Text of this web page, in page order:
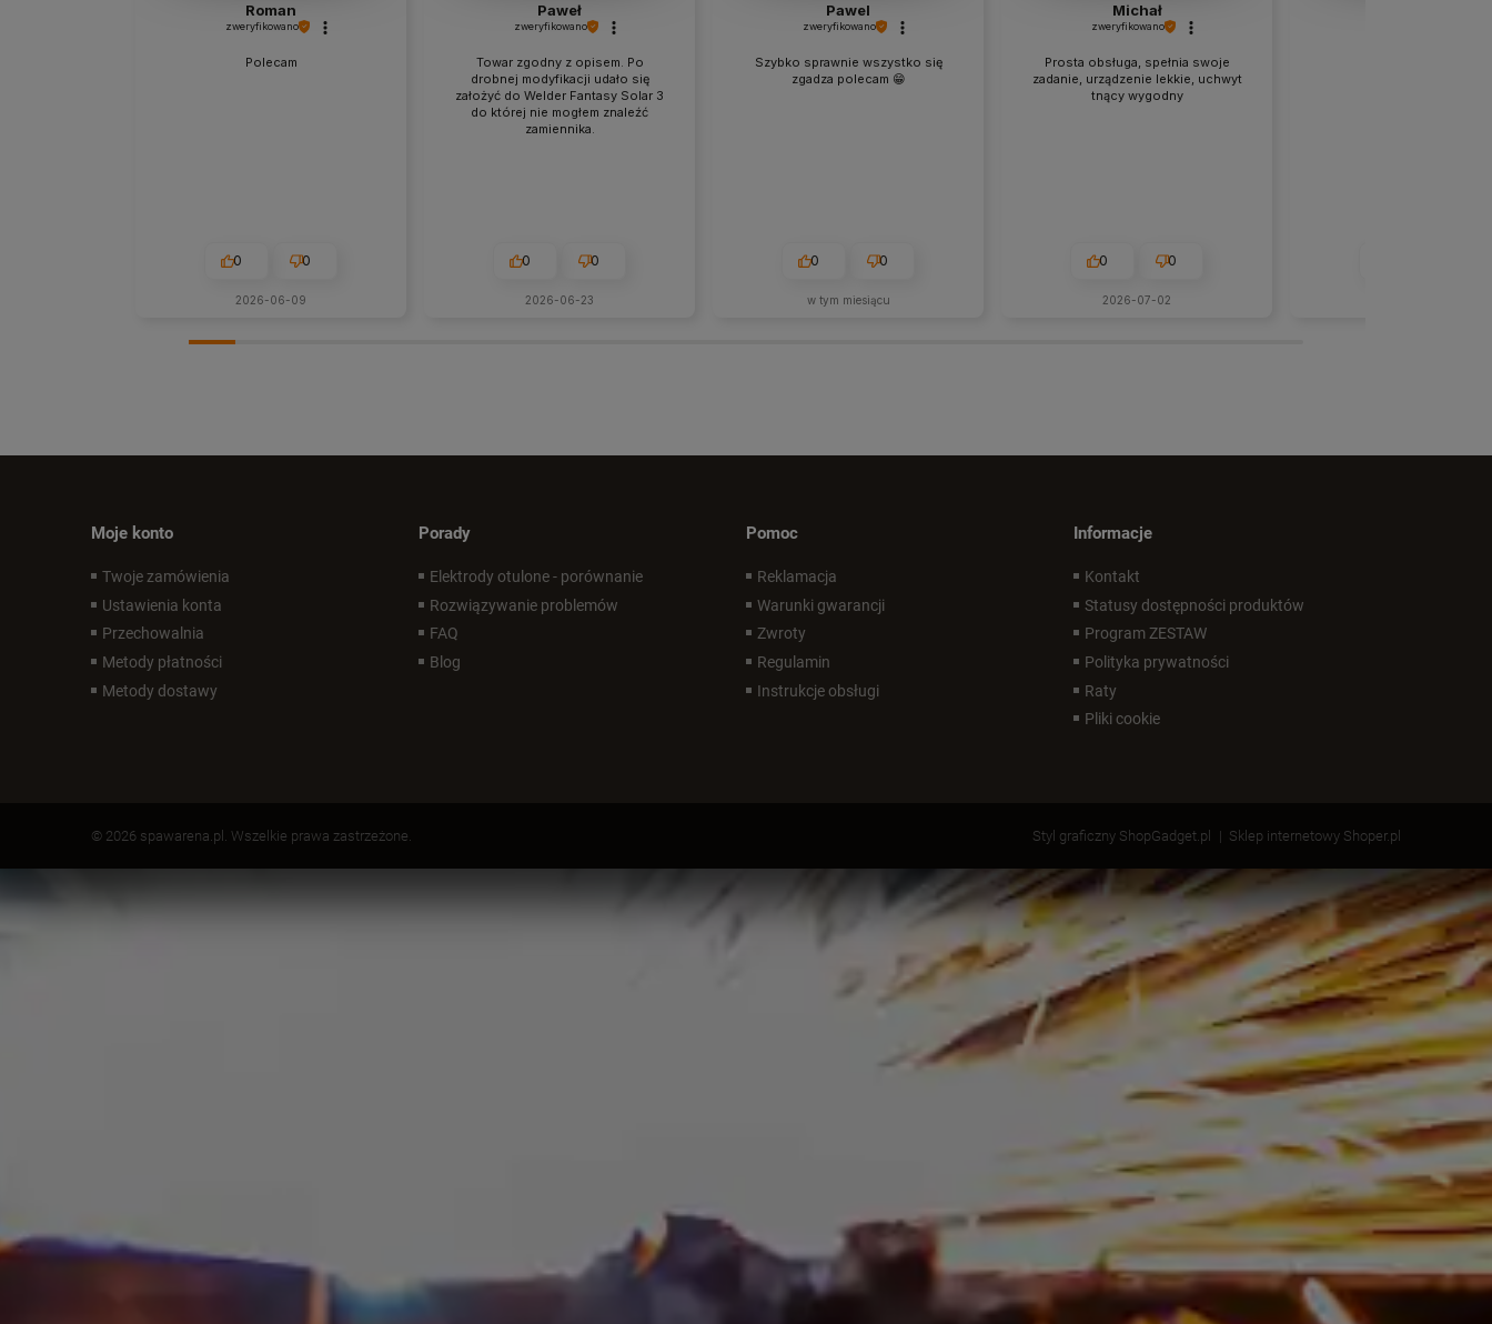
Roman
zweryfikowano
Polecam
0 0
2026-06-09
Paweł
zweryfikowano
Towar zgodny z opisem. Po
drobnej modyfikacji udało się
założyć do Welder Fantasy Solar 3
do której nie mogłem znaleźć
zamiennika.
0 0
2026-06-23
Pawel
zweryfikowano
Szybko sprawnie wszystko się
zgadza polecam 😁
0 0
w tym miesiącu
Michał
zweryfikowano
Prosta obsługa, spełnia swoje
zadanie, urządzenie lekkie, uchwyt
tnący wygodny
0 0
2026-07-02
Moje konto
Twoje zamówienia
Ustawienia konta
Przechowalnia
Metody płatności
Metody dostawy
Porady
Elektrody otulone - porównanie
Rozwiązywanie problemów
FAQ
Blog
Pomoc
Reklamacja
Warunki gwarancji
Zwroty
Regulamin
Instrukcje obsługi
Informacje
Kontakt
Statusy dostępności produktów
Program ZESTAW
Polityka prywatności
Raty
Pliki cookie
© 2026 spawarena.pl. Wszelkie prawa zastrzeżone. Styl graficzny ShopGadget.pl Sklep internetowy Shoper.pl